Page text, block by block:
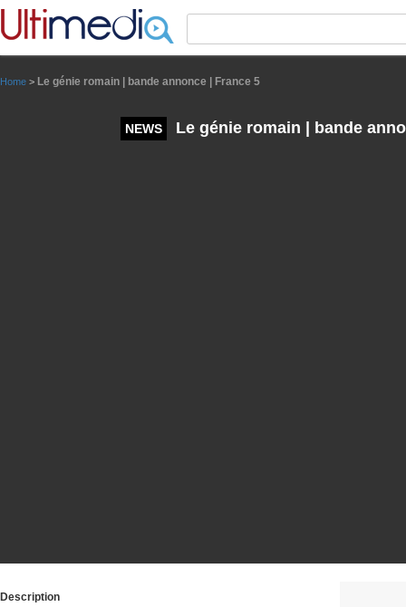
Home > Le génie romain | bande annonce | France 5
NEWS Le génie romain | bande
Description
Panneau de gestion des cookies